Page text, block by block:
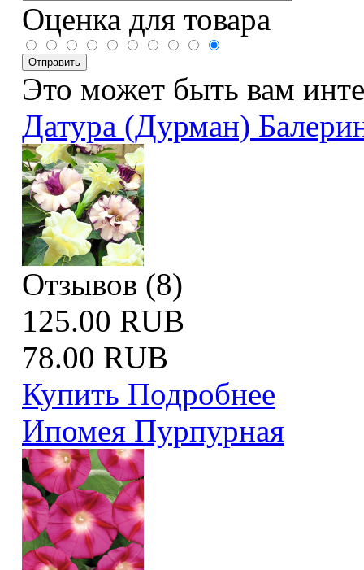
Оценка для товара
Это может быть вам
Датура (Дурман)
Отзывов (8)
125.00 RUB
78.00 RUB
Купить Подробнее
Ипомея Пурпурная